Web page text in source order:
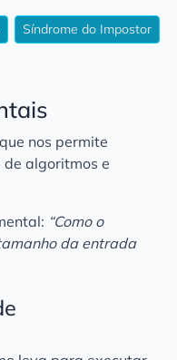
Síndrome do Impostor
nos permite
algoritmos e
“Como o
da entrada